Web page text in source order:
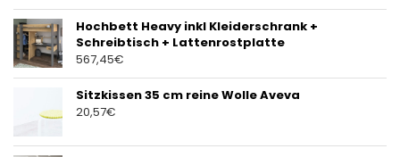
Hochbett Heavy inkl Kleiderschrank +
Schreibtisch + Lattenrostplatte
567,45€
Sitzkissen 35 cm reine Wolle Aveva
20,57€